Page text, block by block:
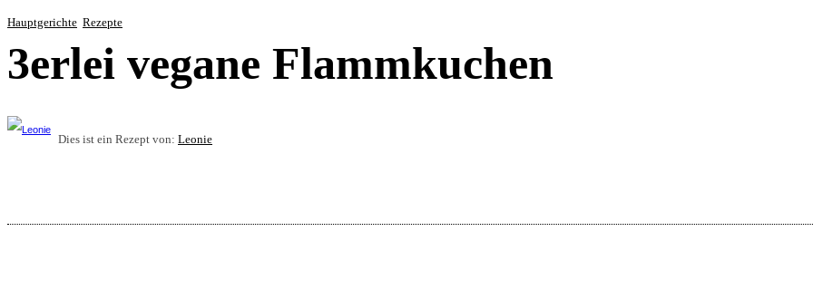
Hauptgerichte Rezepte
3erlei vegane Flammkuchen
Dies ist ein Rezept von: Leonie